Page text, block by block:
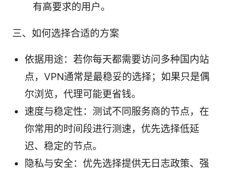
有高要求的用户。
三、如何选择合适的方案
依据用途：若你每天都需要访问多种国内站
点，VPN通常是最稳妥的选择；如果只是偶
尔浏览，代理可能更省钱。
速度与稳定性：测试不同服务商的节点，在
你常用的时间段进行测速，优先选择低延
迟、稳定的节点。
隐私与安全：优先选择提供无日志政策、强